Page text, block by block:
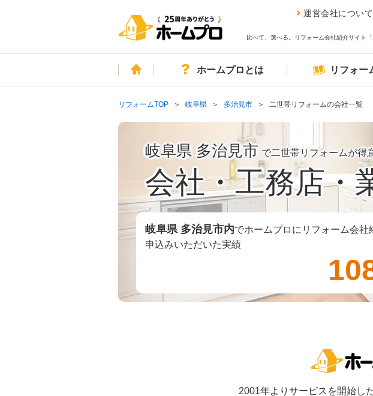
運営会社について
比べて、選べる。リフォーム会社紹介サイト「
ホームホームプロとは リフォー
リフォームTOP 岐阜県 多治見市 二世帯リフォームの会社一覧
岐阜県 多治見市 で二世帯リフォームが得
会社・工務店・
岐阜県 多治見市内でホームプロにリフォーム会社
申込みいただいた実績
2001年よりサービスを開始し